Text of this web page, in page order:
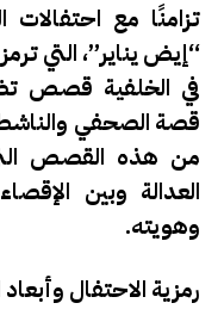
تزامنًا مع احتفالات
“إيض يناير”، التي ترمز
في الخلفية قصص
قصة الصحفي
من هذه القصص
العدالة وبين
وهويته.
رمزية الاحتفال